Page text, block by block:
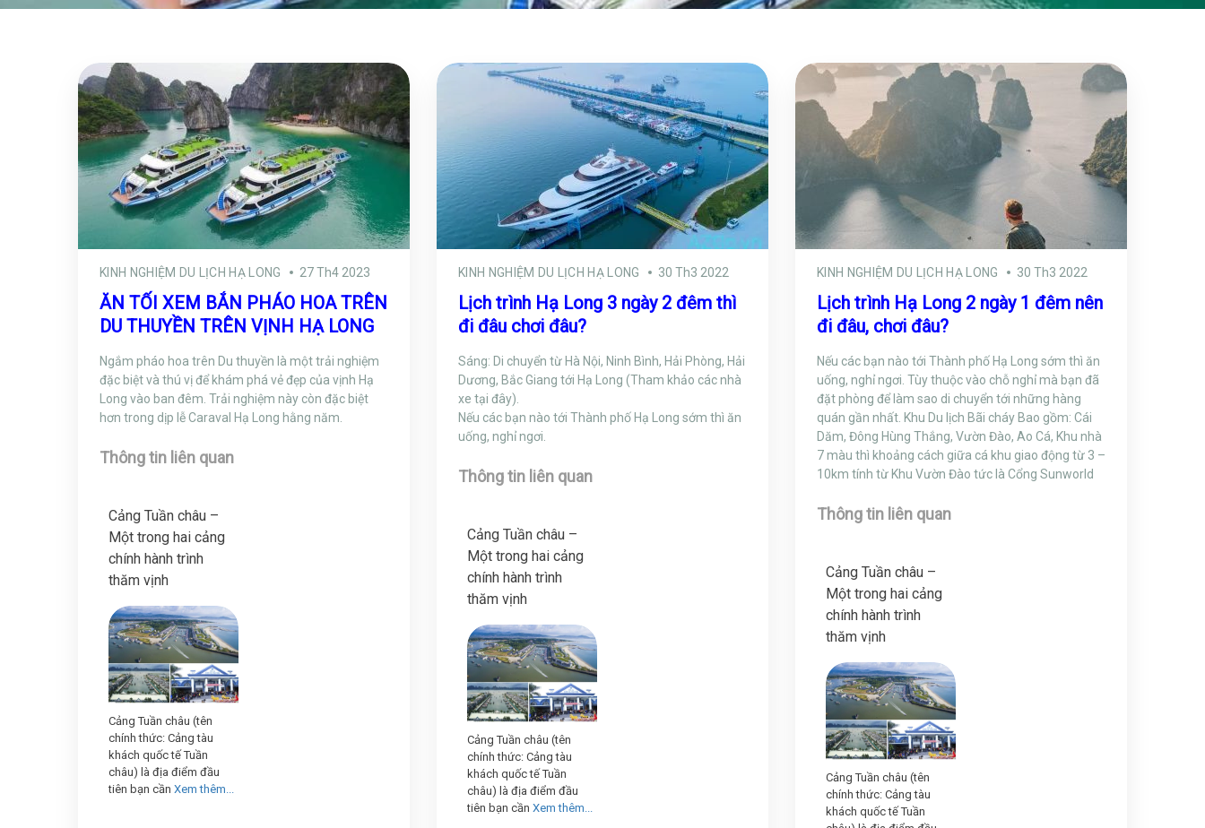
KINH NGHIỆM DU LỊCH HẠ LONG 27 Th4 2023
ĂN TỐI XEM BẮN PHÁO HOA TRÊN
DU THUYỀN TRÊN VỊNH HẠ LONG
Ngắm pháo hoa trên Du thuyền là một trải nghiệm
đặc biệt và thú vị để khám phá vẻ đẹp của vịnh Hạ
Long vào ban đêm. Trải nghiệm này còn đặc biệt
hơn trong dịp lễ Caraval Hạ Long hằng năm.
Thông tin liên quan
Cảng Tuần châu –
Một trong hai cảng
chính hành trình
thăm vịnh
Cảng Tuần châu (tên
chính thức: Cảng tàu
khách quốc tế Tuần
châu) là địa điểm đầu
tiên bạn cần Xem thêm...
KINH NGHIỆM DU LỊCH HẠ LONG 30 Th3 2022
Lịch trình Hạ Long 3 ngày 2 đêm thì
đi đâu chơi đâu?
Sáng: Di chuyển từ Hà Nội, Ninh Bình, Hải Phòng, Hải
Dương, Bắc Giang tới Hạ Long (Tham khảo các nhà
xe tại đây).
Nếu các bạn nào tới Thành phố Hạ Long sớm thì ăn
uống, nghỉ ngơi.
Thông tin liên quan
Cảng Tuần châu –
Một trong hai cảng
chính hành trình
thăm vịnh
Cảng Tuần châu (tên
chính thức: Cảng tàu
khách quốc tế Tuần
châu) là địa điểm đầu
tiên bạn cần Xem thêm...
KINH NGHIỆM DU LỊCH HẠ LONG 30 Th3 2022
Lịch trình Hạ Long 2 ngày 1 đêm nên
đi đâu, chơi đâu?
Nếu các bạn nào tới Thành phố Hạ Long sớm thì ăn
uống, nghỉ ngơi. Tùy thuộc vào chỗ nghỉ mà bạn đã
đặt phòng để làm sao di chuyển tới những hàng
quán gần nhất. Khu Du lịch Bãi cháy Bao gồm: Cái
Dăm, Đông Hùng Thắng, Vườn Đào, Ao Cá, Khu nhà
7 màu thì khoảng cách giữa cá khu giao động từ 3 –
10km tính từ Khu Vườn Đào tức là Cổng Sunworld
Thông tin liên quan
Cảng Tuần châu –
Một trong hai cảng
chính hành trình
thăm vịnh
Cảng Tuần châu (tên
chính thức: Cảng tàu
khách quốc tế Tuần